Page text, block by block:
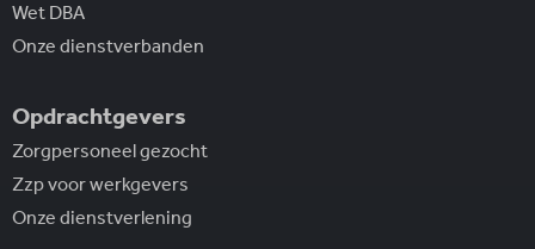
Wet DBA
Onze dienstverbanden
Opdrachtgevers
Zorgpersoneel gezocht
Zzp voor werkgevers
Onze dienstverlening